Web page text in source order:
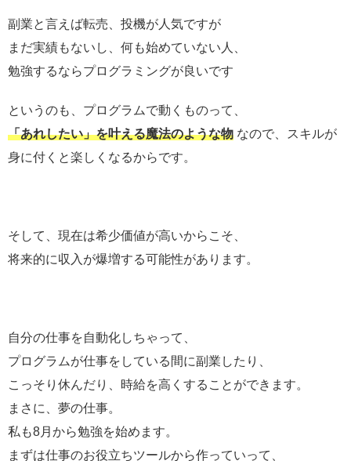
副業と言えば転売、投機が人気ですが
まだ実績もないし、何も始めていない人、
勉強するならプログラミングが良いです
というのも、プログラムで動くものって、
「あれしたい」を叶える魔法のような物 なので、スキルが
身に付くと楽しくなるからです。
そして、現在は希少価値が高いからこそ、
将来的に収入が爆増する可能性があります。
自分の仕事を自動化しちゃって、
プログラムが仕事をしている間に副業したり、
こっそり休んだり、時給を高くすることができます。
まさに、夢の仕事。
私も8月から勉強を始めます。
まずは仕事のお役立ちツールから作っていって、